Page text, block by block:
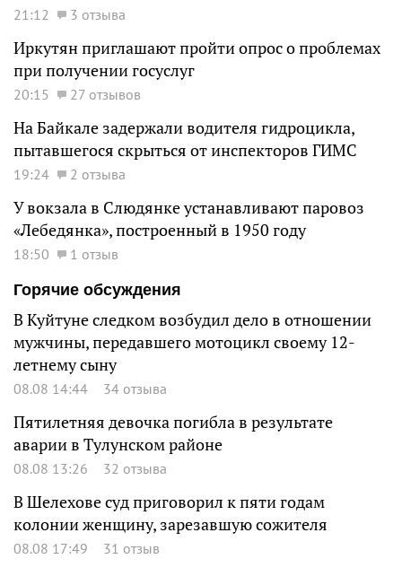
21:12 3 отзыва
Иркутян приглашают пройти опрос о проблемах
при получении госуслуг
20:15 27 отзывов
На Байкале задержали водителя гидроцикла,
пытавшегося скрыться от инспекторов ГИМС
19:24 2 отзыва
У вокзала в Слюдянке устанавливают паровоз
«Лебедянка», построенный в 1950 году
18:50
1 отзыв
Горячие обсуждения
В Куйтуне следком возбудил дело в отношении
мужчины, передавшего мотоцикл своему 12-
летнему сыну
08.08 14:44 34 отзыва
Пятилетняя девочка погибла в результате
аварии в Тулунском районе
08.08 13:26 32 отзыва
В Шелехове суд приговорил к пяти годам
колонии женщину, зарезавшую сожителя
08.08 17:49 31 отзыв